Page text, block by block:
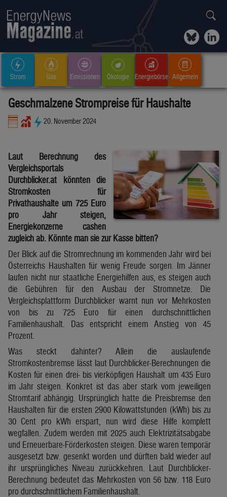
Strom Gas Emissionen Ökologie Energiebörse Allgemein
Geschmalzene Strompreise für Haushalte
20. November 2024
Laut Berechnung des
Vergleichsportals
Durchblicker.at könnten die
Stromkosten für
Privathaushalte um 725 Euro
pro Jahr steigen,
Energiekonzerne cashen
zugleich ab. Könnte man sie zur Kasse bitten?
Der Blick auf die Stromrechnung im kommenden Jahr wird bei
Österreichs Haushalten für wenig Freude sorgen. Im Jänner
laufen nicht nur staatliche Energiehilfen aus, es steigen auch
die Gebühren für den Ausbau der Stromnetze. Die
Vergleichsplattform Durchblicker warnt nun vor Mehrkosten
von bis zu 725 Euro für einen durchschnittlichen
Familienhaushalt. Das entspricht einem Anstieg von 45
Prozent.
Was steckt dahinter? Allein die auslaufende
Stromkostenbremse lässt laut Durchblicker-Berechnungen die
Kosten für einen drei- bis vierköpfigen Haushalt um 435 Euro
im Jahr steigen. Konkret ist das aber stark vom jeweiligen
Stromtarif abhängig. Ursprünglich hatte die Preisbremse den
Haushalten für die ersten 2900 Kilowattstunden (kWh) bis zu
30 Cent pro kWh erspart, nun wird diese Hilfe komplett
wegfallen. Zudem werden mit 2025 auch Elektrizitätsabgabe
und Erneuerbare-Förderkosten steigen. Diese waren temporär
ausgesetzt bzw. gesenkt worden und dürften bald wieder auf
ihr ursprüngliches Niveau zurückkehren. Laut Durchblicker-
Berechnung bedeutet das Mehrkosten von 56 bzw. 118 Euro
pro durchschnittlichem Familienhaushalt.